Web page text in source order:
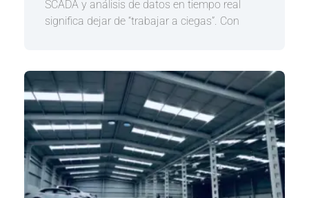
SCADA y análisis de datos en tiempo real
significa dejar de “trabajar a ciegas”. Con